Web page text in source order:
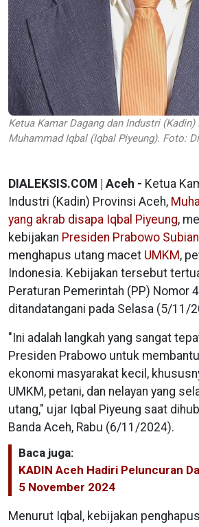
Ketua Kamar Dagang dan Industri
Muhammad Iqbal (Iqbal Piyeung). Foto:
DIALEKSIS.COM | Aceh - Ketua
Industri (Kadin) Provinsi Aceh,
yang akrab disapa Iqbal Piyeung,
kebijakan Presiden Prabowo
menghapus utang macet UMKM ,
Indonesia. Kebijakan tersebut
Peraturan Pemerintah (PP) Nomor
ditandatangani pada Selasa (5/11/
"Ini adalah langkah yang sangat
Presiden Prabowo untuk
ekonomi masyarakat kecil,
UMKM, petani, dan nelayan yang
utang," ujar Iqbal Piyeung saat
Banda Aceh, Rabu (6/11/2024).
Baca juga:
KADIN Aceh Hadiri Peluncuran
5 November 2024
Menurut Iqbal, kebijakan